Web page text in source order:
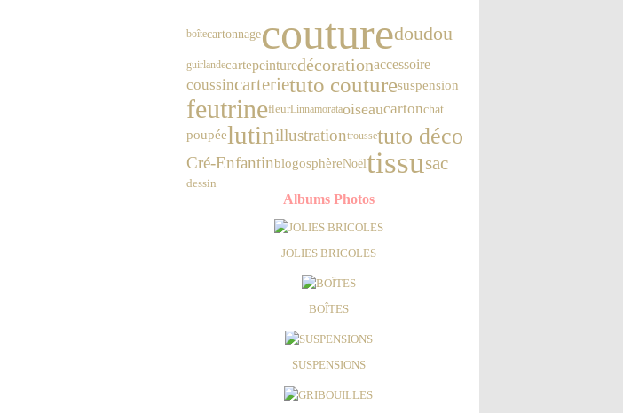
boîtecartonnagecouturedoudou
guirlandecartepeinturedécorationaccessoire
coussincarterietuto couturesuspension
feutrinefleurLinnamorataoiseaucartonchat
poupéelutinillustrationtroussetuto déco
Cré-EnfantinblogosphèreNoëltissusac
dessin
Albums Photos
JOLIES BRICOLES
BOÎTES
SUSPENSIONS